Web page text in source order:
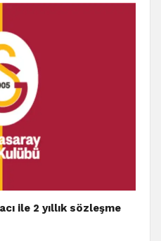
ile 2 yıllık sözleşme